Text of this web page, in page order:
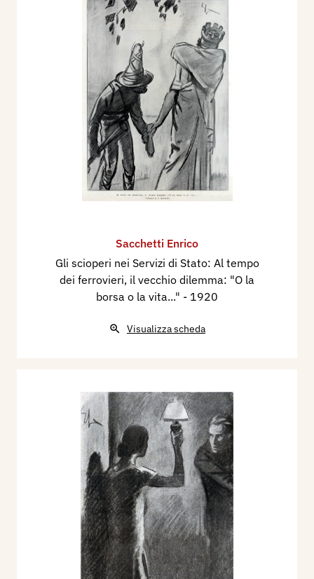
Sacchetti Enrico
Gli scioperi nei Servizi di Stato: Al tempo
dei ferrovieri, il vecchio dilemma: "O la
borsa o la vita..." - 1920
Visualizza scheda